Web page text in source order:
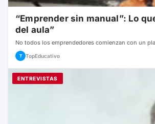
“Emprender sin manual”: Lo
del aula”
No todos los emprendedores comienzan con un
T TopEducativo
ENTREVISTAS